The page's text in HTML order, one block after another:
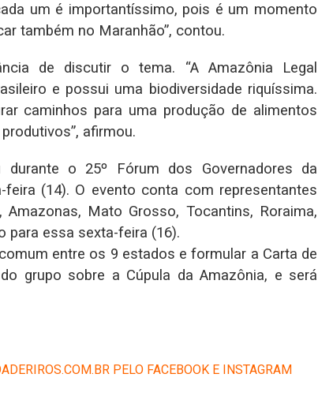
um é importantíssimo, pois é um momento
também no Maranhão”, contou.
de discutir o tema. “A Amazônia Legal
e possui uma biodiversidade riquíssima.
caminhos para uma produção de alimentos
afirmou.
o 25º Fórum dos Governadores da
(14). O evento conta com representantes
Mato Grosso, Tocantins, Roraima,
para essa sexta-feira (16).
entre os 9 estados e formular a Carta de
grupo sobre a Cúpula da Amazônia, e será
PELO FACEBOOK E INSTAGRAM